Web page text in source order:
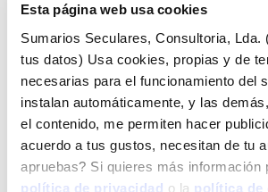
Esta página web usa cookies
Sumarios Seculares, Consultoria, Lda.
tus datos) Usa cookies, propias y de
necesarias para el funcionamiento del
instalan automáticamente, y las
el contenido, me permiten hacer
acuerdo a tus gustos, necesitan de tu
apruebas? Si quieres más información
política de privacidad o la política de
del
blog:
Lo último que he publicado
Cómo evitar que me roben mi cuenta
¿Qué es el consentimiento del
Cuánto cuesta registrar una marca
Todo el contenido publicado está